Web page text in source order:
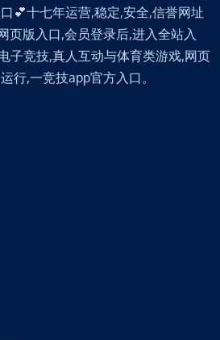
💕十七年运营,稳定,安全,信誉网址
页版入口,会员登录后,进入全站入
子竞技,真人互动与体育类游戏,网页
行,一竞技app官方入口。